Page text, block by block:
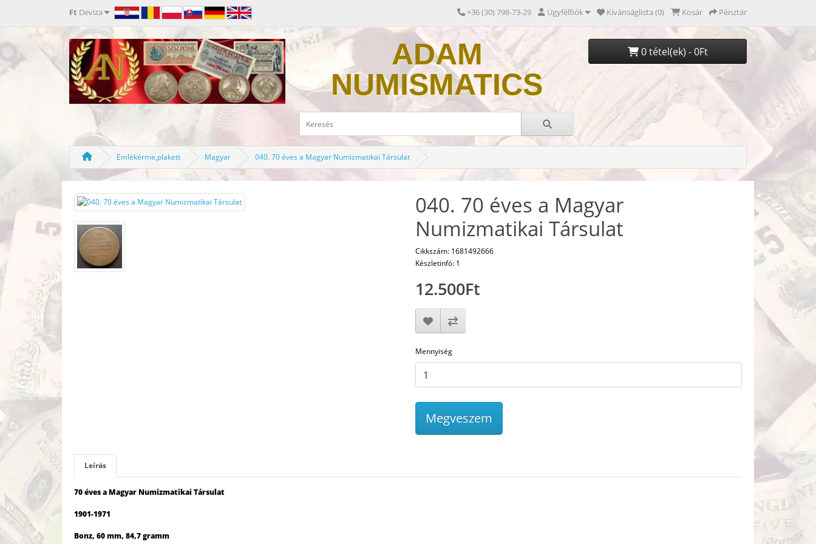
Ft Deviza +36 (30) 798-73-29 Ügyfélfiók Kívánságlista (0) Kosár Pénztár
ADAM
NUMISMATICS
0 tétel(ek) - 0Ft
Emlékérme,plakett Magyar 040. 70 éves a Magyar Numizmatikai Társulat
040. 70 éves a Magyar
Numizmatikai Társulat
Cikkszám: 1681492666
Készletinfó: 1
12.500Ft
Mennyiség
Megveszem
Leírás
70 éves a Magyar Numizmatikai Társulat
1901-1971
Bonz, 60 mm, 84,7 gramm